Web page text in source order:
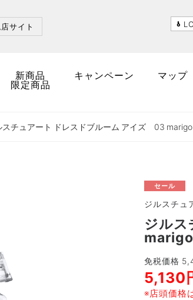
サイト
新商品
限定商品
キャンペーン マップ
スチュアート ドレスドブルーム アイズ 03
セール
ジルスチュ
ジル
免税価格
5,130
※店頭価格